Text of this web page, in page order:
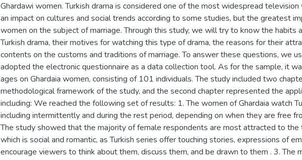
Ghardawi women. Turkish drama is considered one of the most widespread
an impact on cultures and social trends according to some studies, but the greatest
women on the subject of marriage. Through this study, we will try to know the habits
Turkish drama, their motives for watching this type of drama, the reasons for their
contents on the customs and traditions of marriage. To answer these questions, we
adopted the electronic questionnaire as a data collection tool. As for the sample, it
ages on Ghardaia women, consisting of 101 individuals. The study included two
methodological framework of the study, and the second chapter represented the
including: We reached the following set of results: 1. The women of Ghardaia watch
including intermittently and during the rest period, depending on when they are free
The study showed that the majority of female respondents are most attracted to the
which is social and romantic, as Turkish series offer touching stories, expressions of
encourage viewers to think about them, discuss them, and be drawn to them . 3. The